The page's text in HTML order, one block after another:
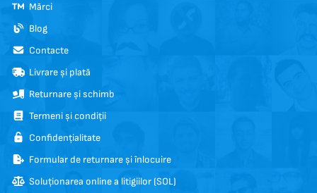
Mărci
Blog
Contacte
Livrare și plată
Returnare și schimb
Termeni și condiții
Confidențialitate
Formular de returnare și înlocuire
Soluționarea online a litigiilor (SOL)